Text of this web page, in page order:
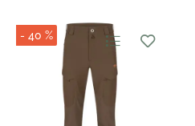
- 40 %